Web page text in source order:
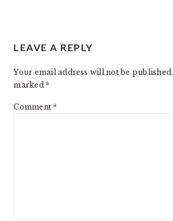
INTERACTIONS
LEAVE A REPLY
Your email address will not be published.
marked*
Comment*